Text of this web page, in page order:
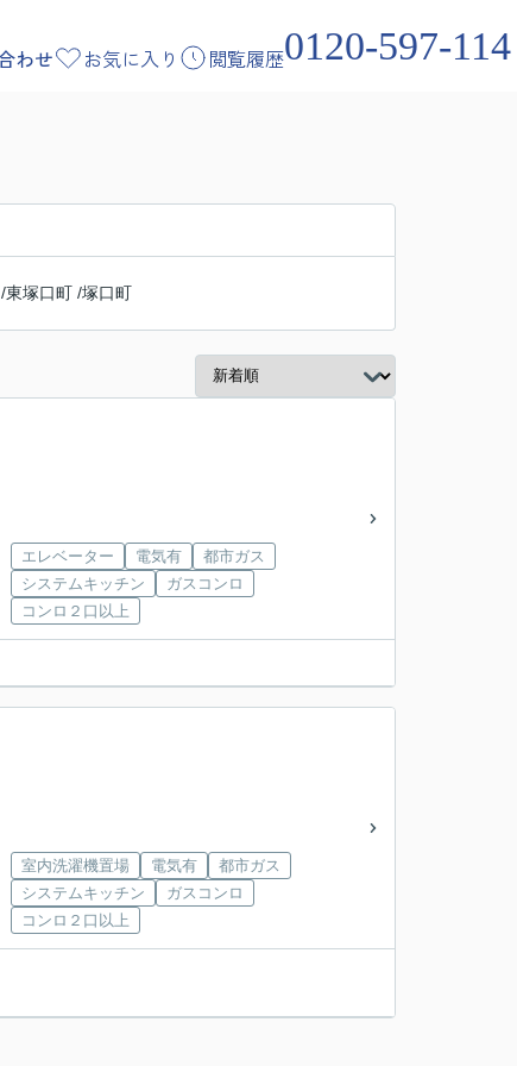
わせ お気に入り 閲覧履歴0120-597-114
/東塚口町 /塚口町
エレベーター 電気有
都市ガス
システムキッチン
ガスコンロ
コンロ２口以上
室内洗濯機置場 電気有
都市ガス
システムキッチン
ガスコンロ
コンロ２口以上